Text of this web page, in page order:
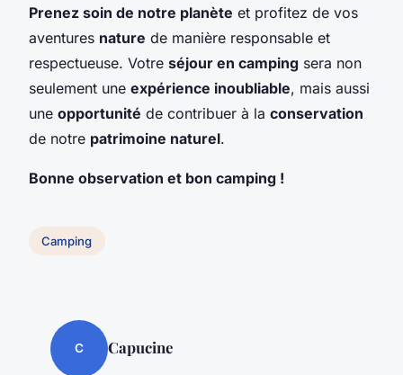
Prenez soin de notre planète et profitez de vos
aventures nature de manière responsable et
respectueuse. Votre séjour en camping sera non
seulement une expérience inoubliable, mais aussi
une opportunité de contribuer à la conservation
de notre patrimoine naturel.
Bonne observation et bon camping !
Camping
C Capucine